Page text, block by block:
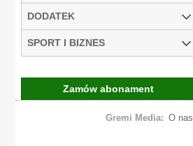
DODATEK
SPORT I BIZNES
Zamów abonament
Gremi Media: O nas